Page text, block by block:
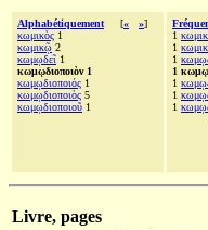
Alphabétiquement [« »]
κωμικὸς 1
κωμικῷ 2
κωμῳδεῖ 1
κωμῳδιοποιὸν 1
κωμῳδιοποιός 1
κωμῳδιοποιὸς 5
κωμῳδιοποιοῦ 1
1
1
1
1
1
1
1
Livre, pages